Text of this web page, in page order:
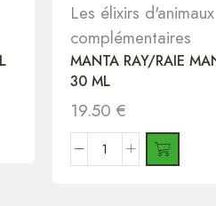
Les élixirs d'animaux
complémentaires
MANTA RAY/RAIE
30 ML
19.50 €